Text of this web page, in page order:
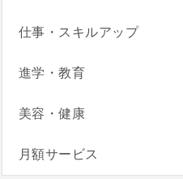
仕事・スキルアップ
進学・教育
美容・健康
月額サービス